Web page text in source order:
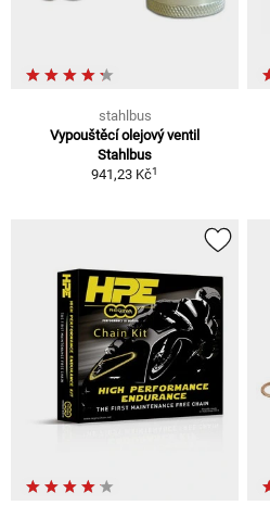
stahlbus
Vypouštěcí olejový ventil
Stahlbus
941,23 Kč1